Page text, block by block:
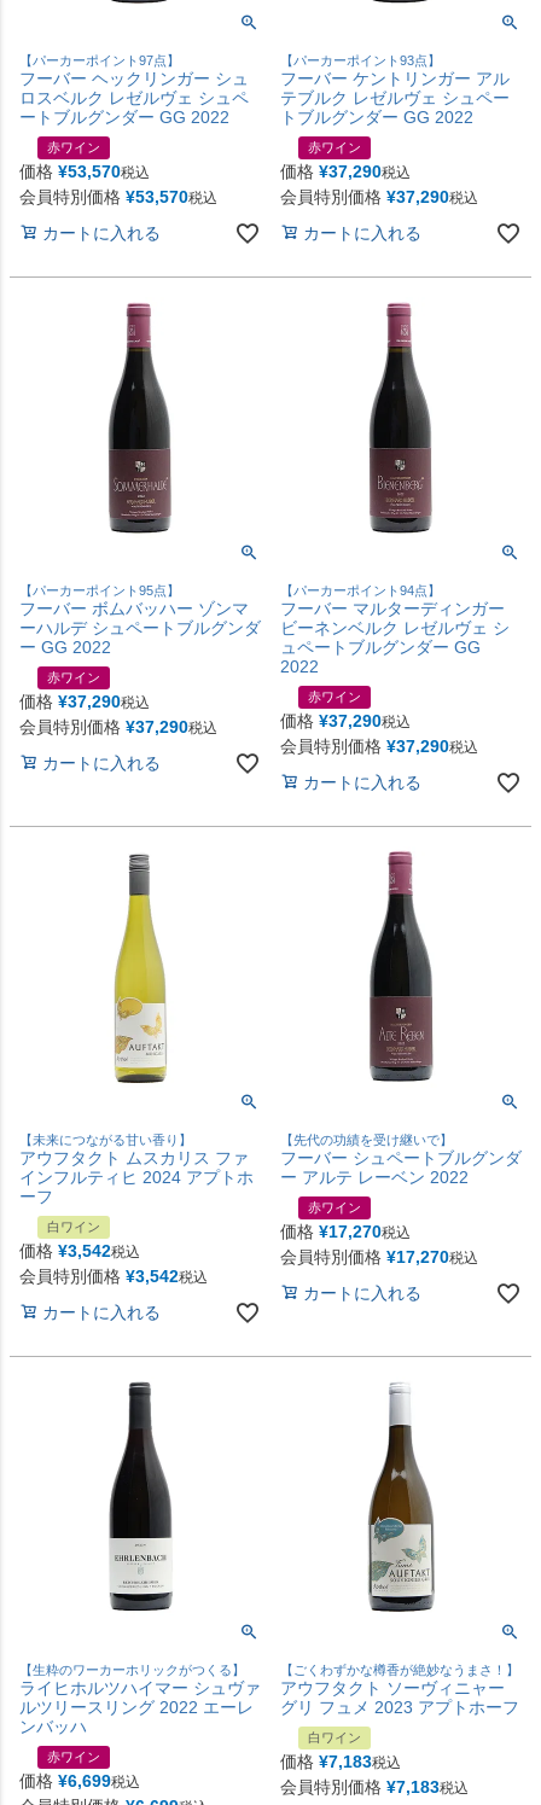
【パーカーポイント97点】
フーバー ヘックリンガー シュ
ロスベルク レゼルヴェ シュペ
ートブルグンダー GG 2022
赤ワイン
価格 ¥53,570税込
会員特別価格 ¥53,570税込
カートに入れる
【パーカーポイント93点】
フーバー ケントリンガー アル
テブルク レゼルヴェ シュペー
トブルグンダー GG 2022
赤ワイン
価格 ¥37,290税込
会員特別価格 ¥37,290税込
カートに入れる
【パーカーポイント95点】
フーバー ボムバッハー ゾンマ
ーハルデ シュペートブルグンダ
ー GG 2022
赤ワイン
価格 ¥37,290税込
会員特別価格 ¥37,290税込
カートに入れる
【パーカーポイント94点】
フーバー マルターディンガー
ビーネンベルク レゼルヴェ シ
ュペートブルグンダー GG
2022
赤ワイン
価格 ¥37,290税込
会員特別価格 ¥37,290税込
カートに入れる
【未来につながる甘い香り】
アウフタクト ムスカリス ファ
インフルティヒ 2024 アプトホ
ーフ
白ワイン
価格 ¥3,542税込
会員特別価格 ¥3,542税込
カートに入れる
【先代の功績を受け継いで】
フーバー シュペートブルグンダ
ー アルテ レーベン 2022
赤ワイン
価格 ¥17,270税込
会員特別価格 ¥17,270税込
カートに入れる
【生粋のワーカーホリックがつくる】
ライヒホルツハイマー シュヴァ
ルツリースリング 2022 エーレ
ンバッハ
赤ワイン
価格 ¥6,699税込
【ごくわずかな樽香が絶妙なうまさ！】
アウフタクト ソーヴィニャー
グリ フュメ 2023 アプトホーフ
白ワイン
価格 ¥7,183税込
会員特別価格 ¥7,183税込